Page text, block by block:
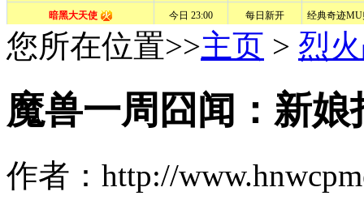
您所在位置>>主页 > 烈
魔兽一周囧闻：新
作者：http://